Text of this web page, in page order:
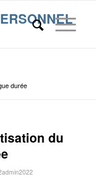
durée
du